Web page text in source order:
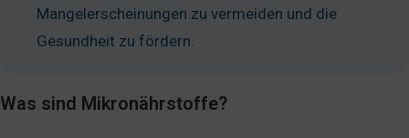
Mangelerscheinungen zu vermeiden und die
Gesundheit zu fördern.
Was sind Mikronährstoffe?